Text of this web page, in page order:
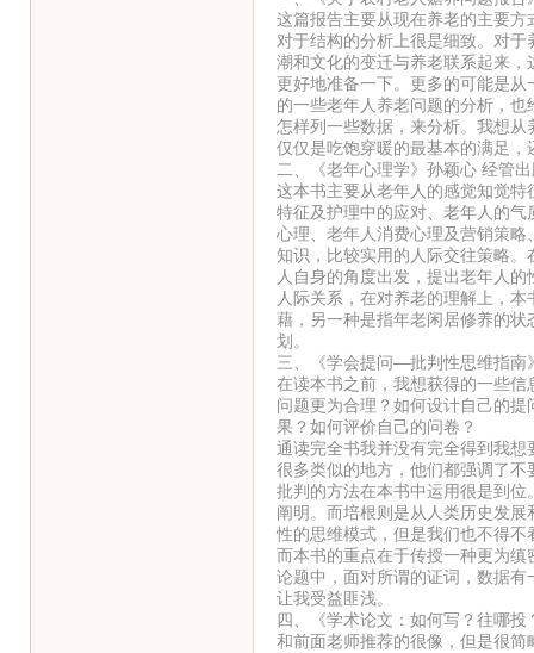
这篇报告主要从现在养老的主要
对于结构的分析上很是细致。对
潮和文化的变迁与养老联系起来
更好地准备一下。更多的可能是
的一些老年人养老问题的分析，
怎样列一些数据，来分析。我想
仅仅是吃饱穿暖的最基本的满足，
二、《老年心理学》孙颖心 经管
这本书主要从老年人的感觉知觉
特征及护理中的应对、老年人的
心理、老年人消费心理及营销策
知识，比较实用的人际交往策略
人自身的角度出发，提出老年人
人际关系，在对养老的理解上，
藉，另一种是指年老闲居修养的
划。
三、《学会提问—批判性思维指
在读本书之前，我想获得的一些
问题更为合理？如何设计自己的
果？如何评价自己的问卷？
通读完全书我并没有完全得到我
很多类似的地方，他们都强调了
批判的方法在本书中运用很是到
阐明。而培根则是从人类历史发
性的思维模式，但是我们也不得
而本书的重点在于传授一种更为
论题中，面对所谓的证词，数据
让我受益匪浅。
四、《学术论文：如何写？往哪投
和前面老师推荐的很像，但是很